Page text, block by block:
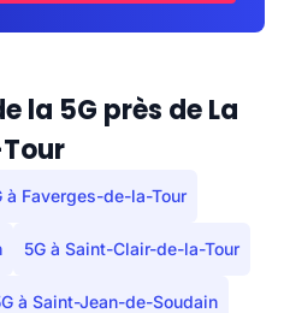
la 5G près de La
à Faverges-de-la-Tour
5G à Saint-Clair-de-la-Tour
à Saint-Jean-de-Soudain